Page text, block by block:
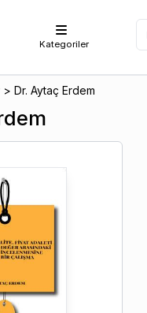
Kategoriler
> Dr. Aytaç Erdem